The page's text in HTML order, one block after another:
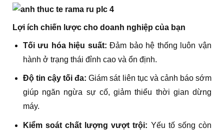
Lợi ích chiến lược cho doanh nghiệp của bạn
Tối ưu hóa hiệu suất: Đảm bảo hệ thống luôn vận
hành ở trạng thái đỉnh cao và ổn định.
Độ tin cậy tối đa: Giám sát liên tục và cảnh báo sớm
giúp ngăn ngừa sự cố, giảm thiểu thời gian dừng
máy.
Kiểm soát chất lượng vượt trội: Yếu tố sống còn